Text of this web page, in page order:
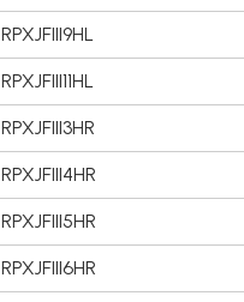
RPXJFIII9HL
RPXJFIII11HL
RPXJFIII3HR
RPXJFIII4HR
RPXJFIII5HR
RPXJFIII6HR